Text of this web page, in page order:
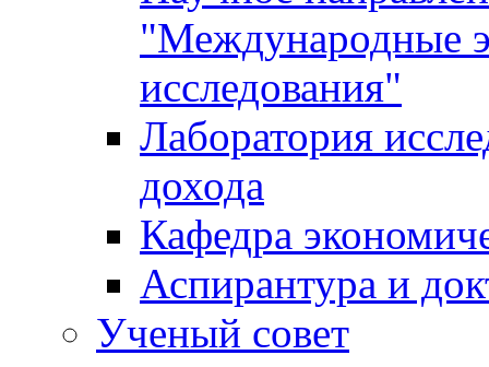
"Международные
исследования"
Лаборатория
дохода
Кафедра
Аспирантура и
Ученый совет